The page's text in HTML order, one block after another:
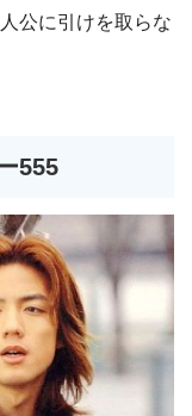
公に引けを取らな
555